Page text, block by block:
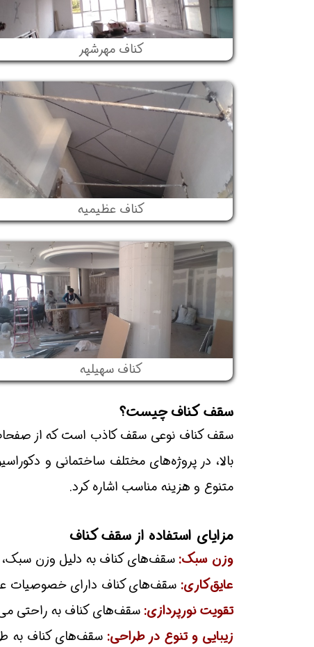
سقف کناف چیست؟
سقف کناف نوعی سقف کاذب است که از
بالا، در پروژه‌های مختلف ساختمانی و
متنوع و هزینه مناسب اشاره کرد.
مزایای استفاده از سقف کناف
وزن سبک: سقف‌های کناف به دلیل وزن سبک،
عایق‌کاری: سقف‌های کناف دارای خصوصیات
تقویت نورپردازی: سقف‌های کناف به راحتی
زیبایی و تنوع در طراحی: سقف‌های کناف به
کناف مهرشهر
کناف عظیمیه
کناف سهیلیه